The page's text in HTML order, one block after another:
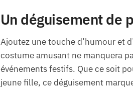
Un déguisement de
Ajoutez une touche d’humour et
costume amusant ne manquera
événements festifs. Que ce soit
jeune fille, ce déguisement